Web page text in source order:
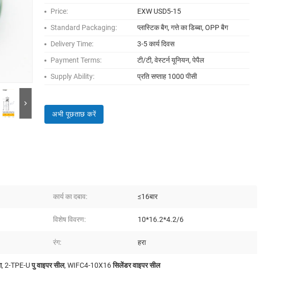
Price:
EXW USD5-15
Standard Packaging:
प्लास्टिक बैग, गत्ते का डिब्बा, OPP बैग
Delivery Time:
3-5 कार्य दिवस
Payment Terms:
टी/टी, वेस्टर्न यूनियन, पेपैल
Supply Ability:
प्रति सप्ताह 1000 पीसी
अभी पूछताछ करें
कार्य का दबाव: ≤16बार
विशेष विवरण: 10*16.2*4.2/6
रंग: हरा
, 2-TPE-U पु वाइपर सील, WIFC4-10X16 सिलेंडर वाइपर सील